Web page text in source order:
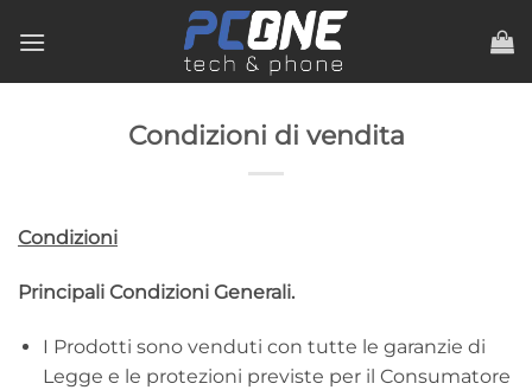
Condizioni di vendita
Condizioni
Principali Condizioni Generali.
I Prodotti sono venduti con tutte le garanzie di
Legge e le protezioni previste per il Consumatore